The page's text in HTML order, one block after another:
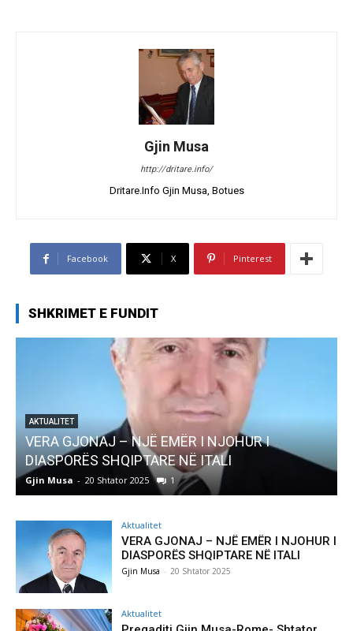
Gjin Musa
http://dritare.info/
Dritare.Info Gjin Musa, Botues
Facebook X Pinterest
SHKRIMET E FUNDIT
I
AKTUALITET
Pregaditi Gjin Musa-Rome- Shtator
Gjin Musa - 8 Shtator 2025
Aktualitet
VERA GJONAJ – NJË EMËR I NJOHUR I
DIASPORËS SHQIPTARE NË ITALI
Gjin Musa - 20 Shtator 2025
Aktualitet